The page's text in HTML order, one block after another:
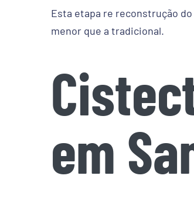
Esta etapa re reconstrução
menor que a tradicional.
em